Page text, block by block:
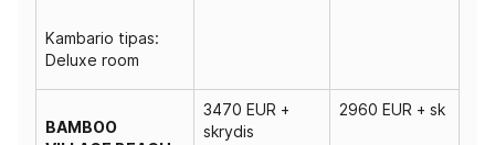
Kambario tipas:
Deluxe room
BAMBOO
3470 EUR +
skrydis
2960 EUR + sk